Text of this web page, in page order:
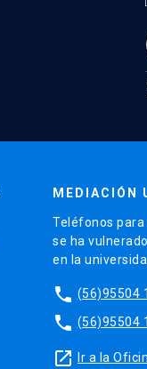
MEDIACIÓN
Teléfonos para
se ha
en la
phone (56)95504
phone (56)95504
launch Ir a la